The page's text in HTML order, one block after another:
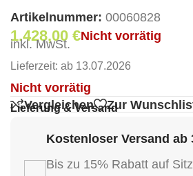
Artikelnummer: 00060828
1.428,00 €Nicht vorrätig
inkl. MwSt.
Lieferzeit: ab 13.07.2026
Nicht vorrätig
Vergleichen
Zur
Lieferung & Versand
Kostenloser Versand ab
Bis zu 15% Rabatt auf